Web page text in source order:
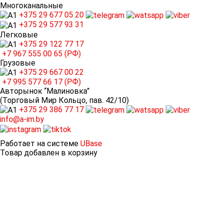
Многоканальные
+375 29 677 05 20
+375 29 577 93 31
Легковые
+375 29 122 77 17
+7 967 555 00 65 (РФ)
Грузовые
+375 29 667 00 22
+7 995 577 66 17 (РФ)
Авторынок “Малиновка”
(Торговый Мир Кольцо, пав. 42/10)
+375 29 386 77 17
info@a-im.by
Работает на системе UBase
Товар добавлен в корзину